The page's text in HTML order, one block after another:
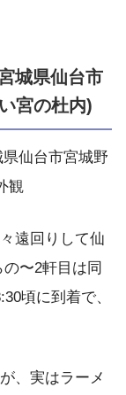
城県仙台市
宮の杜内)
遠回りして仙
の〜2軒目は同
頃に到着で、
、実はラーメ